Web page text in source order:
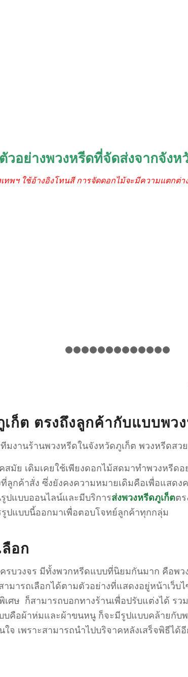
วอย่างพวงหรีดที่จัดส่งจากจังห
ทพฯ ใช้อ้างอิงโทนสี การจัดดอกไม้จะมีความแตกต่
ก็ต ตรงถึงลูกค้ากับแบบพว
งานร้านพวงหรีดในจังหวัดภูเก็ต พวงหรีดสว
มัย เดิมเคยใช้เพียงดอกไม้สดมาทำพวงหรีด
กค้าสั่ง ซึ่งยังคงความหมายเดิมคือเพื่อแสดง
ปแบบออนไลน์และมีบริการส่งพวงหรีดภูเก็ตต
ปแบบนี้ออกมาเพื่อตอบโจทย์ลูกค้าทุกกลุ่ม
อก
รบวงจร มีทั้งพวกหรีดแบบที่นิยมกันมาก คือพ
ารถเลือกได้ตามตัวอย่างที่แสดงอยู่หน้าเว็บ
ศษ ก็สามารถบอกทางร้านเพื่อปรับแต่งได้ ร
บคือผ้าห่มและผ้าขนหนู ก็จะมีรูปแบบคล้ายกับ
จ เพราะสามารถนำไปบริจาคหลังเสร็จพิธีไ